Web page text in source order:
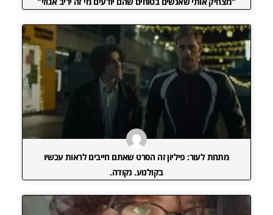
מתחת לעור: פיליון זה הסרט שאתם חייבים לראות עכשיו
בקולנוע. נקודה.